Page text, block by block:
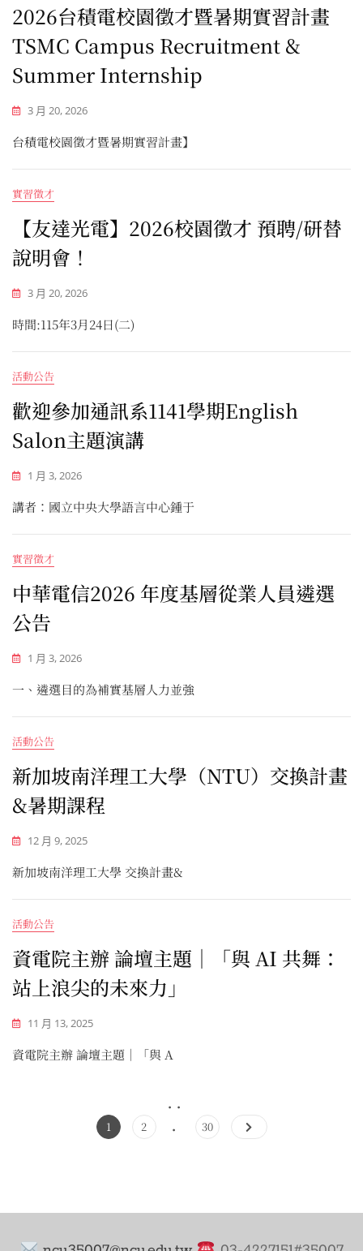
2026台積電校園徵才暨暑期實習計畫
TSMC Campus Recruitment &
Summer Internship
3 月 20, 2026
台積電校園徵才暨暑期實習計畫】
實習徵才
【友達光電】2026校園徵才 預聘/研替
說明會！
3 月 20, 2026
時間:115年3月24日(二)
活動公告
歡迎參加通訊系1141學期English
Salon主題演講
1 月 3, 2026
講者：國立中央大學語言中心鍾于
實習徵才
中華電信2026 年度基層從業人員遴選
公告
1 月 3, 2026
一、遴選目的為補實基層人力並強
活動公告
新加坡南洋理工大學（NTU）交換計畫
&暑期課程
12 月 9, 2025
新加坡南洋理工大學 交換計畫&
活動公告
資電院主辦 論壇主題｜「與 AI 共舞：
站上浪尖的未來力」
11 月 13, 2025
資電院主辦 論壇主題｜「與 A
章
Page
1 Page
2
..
.
Page
30